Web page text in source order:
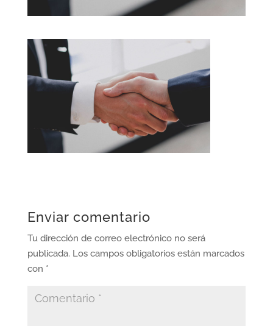
Enviar comentario
Tu dirección de correo electrónico no será
publicada. Los campos obligatorios están marcados
con *